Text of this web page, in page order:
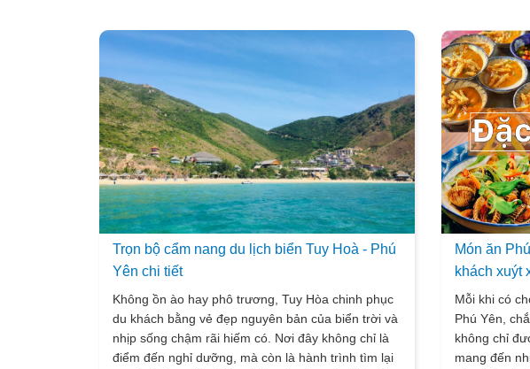
Trọn bộ cẩm nang du lịch biển Tuy Hoà - Phú
Yên chi tiết
Không ồn ào hay phô trương, Tuy Hòa chinh phục
du khách bằng vẻ đẹp nguyên bản của biển trời và
nhịp sống chậm rãi hiếm có. Nơi đây không chỉ là
điểm đến nghỉ dưỡng, mà còn là hành trình tìm lại
Món ăn
khách xuýt
Mỗi khi có
Phú Yên,
không chỉ
mang đến